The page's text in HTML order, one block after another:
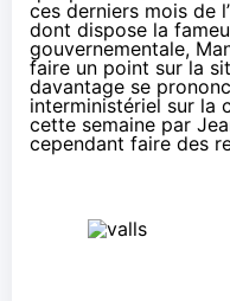
ces derniers mois de
dont dispose la
gouvernementale,
faire un point sur la
davantage se
interministériel sur la
cette semaine par
cependant faire des